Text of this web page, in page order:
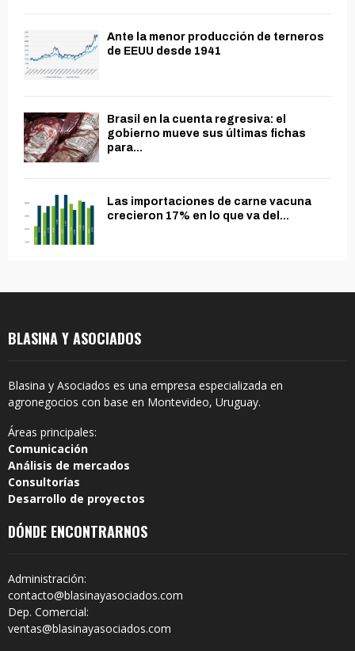
Ante la menor producción de terneros
de EEUU desde 1941
Brasil en la cuenta regresiva: el
gobierno mueve sus últimas fichas
para...
Las importaciones de carne vacuna
crecieron 17% en lo que va del...
BLASINA Y ASOCIADOS
Blasina y Asociados es una empresa especializada en
agronegocios con base en Montevideo, Uruguay.
Áreas principales:
Comunicación
Análisis de mercados
Consultorías
Desarrollo de proyectos
DÓNDE ENCONTRARNOS
Administración:
contacto@blasinayasociados.com
Dep. Comercial:
ventas@blasinayasociados.com